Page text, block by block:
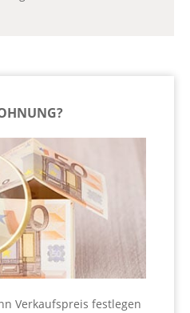
Verkaufspreis festlegen